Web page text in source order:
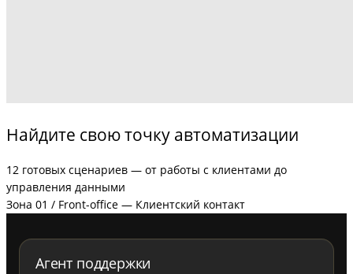
Найдите свою точку автоматизации
12 готовых сценариев — от работы с клиентами до
управления данными
Зона 01 / Front-office — Клиентский контакт
Агент поддержки